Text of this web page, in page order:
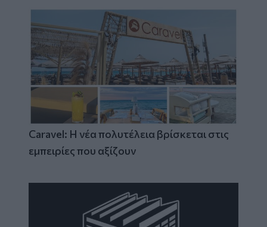
Caravel: Η νέα πολυτέλεια βρίσκεται στις
εμπειρίες που αξίζουν